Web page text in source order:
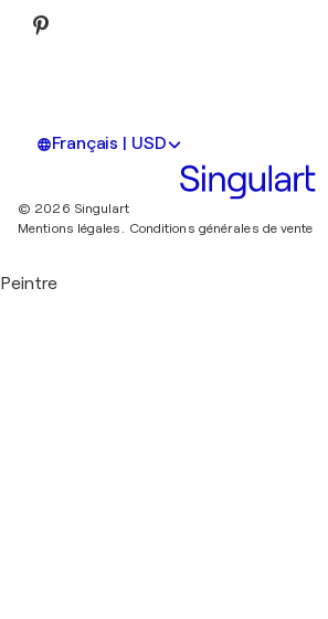
Français | USD
© 2026 Singulart
Mentions légales. Conditions générales de vente
Peintre